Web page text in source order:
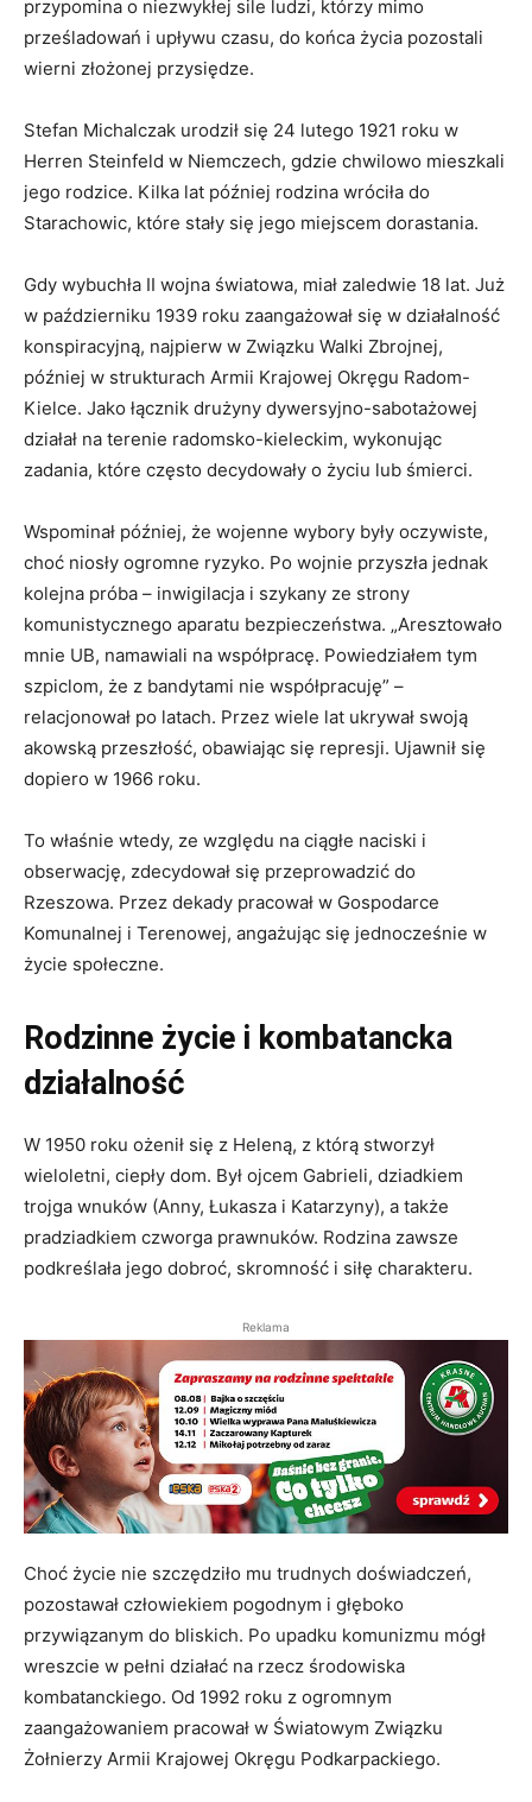
przypomina o niezwykłej sile ludzi, którzy mimo
prześladowań i upływu czasu, do końca życia pozostali
wierni złożonej przysiędze.
Stefan Michalczak urodził się 24 lutego 1921 roku w
Herren Steinfeld w Niemczech, gdzie chwilowo mieszkali
jego rodzice. Kilka lat później rodzina wróciła do
Starachowic, które stały się jego miejscem dorastania.
Gdy wybuchła II wojna światowa, miał zaledwie 18 lat. Już
w październiku 1939 roku zaangażował się w działalność
konspiracyjną, najpierw w Związku Walki Zbrojnej,
później w strukturach Armii Krajowej Okręgu Radom-
Kielce. Jako łącznik drużyny dywersyjno-sabotażowej
działał na terenie radomsko-kieleckim, wykonując
zadania, które często decydowały o życiu lub śmierci.
Wspominał później, że wojenne wybory były oczywiste,
choć niosły ogromne ryzyko. Po wojnie przyszła jednak
kolejna próba – inwigilacja i szykany ze strony
komunistycznego aparatu bezpieczeństwa. „Aresztowało
mnie UB, namawiali na współpracę. Powiedziałem tym
szpiclom, że z bandytami nie współpracuję” –
relacjonował po latach. Przez wiele lat ukrywał swoją
akowską przeszłość, obawiając się represji. Ujawnił się
dopiero w 1966 roku.
To właśnie wtedy, ze względu na ciągłe naciski i
obserwację, zdecydował się przeprowadzić do
Rzeszowa. Przez dekady pracował w Gospodarce
Komunalnej i Terenowej, angażując się jednocześnie w
życie społeczne.
Rodzinne życie i kombatancka
działalność
W 1950 roku ożenił się z Heleną, z którą stworzył
wieloletni, ciepły dom. Był ojcem Gabrieli, dziadkiem
trojga wnuków (Anny, Łukasza i Katarzyny), a także
pradziadkiem czworga prawnuków. Rodzina zawsze
podkreślała jego dobroć, skromność i siłę charakteru.
Reklama
Choć życie nie szczędziło mu trudnych doświadczeń,
pozostawał człowiekiem pogodnym i głęboko
przywiązanym do bliskich. Po upadku komunizmu mógł
wreszcie w pełni działać na rzecz środowiska
kombatanckiego. Od 1992 roku z ogromnym
zaangażowaniem pracował w Światowym Związku
Żołnierzy Armii Krajowej Okręgu Podkarpackiego.